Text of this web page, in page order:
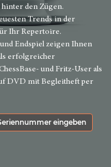
den Zügen.
Trends in der
Ihr Repertoire.
Endspiel zeigen Ihnen
erfolgreicher
und Fritz-User als
DVD mit Begleitheft per
eingeben